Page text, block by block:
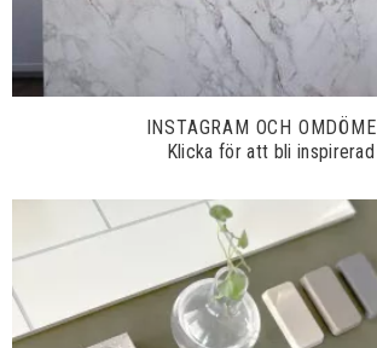
INSTAGRAM OCH
Klicka för att bli inspirerad